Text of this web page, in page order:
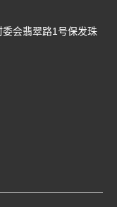
会翡翠路1号保发珠